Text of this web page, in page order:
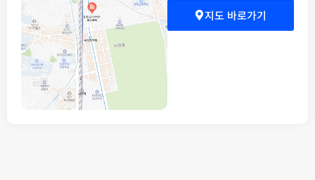
지도 바로가기